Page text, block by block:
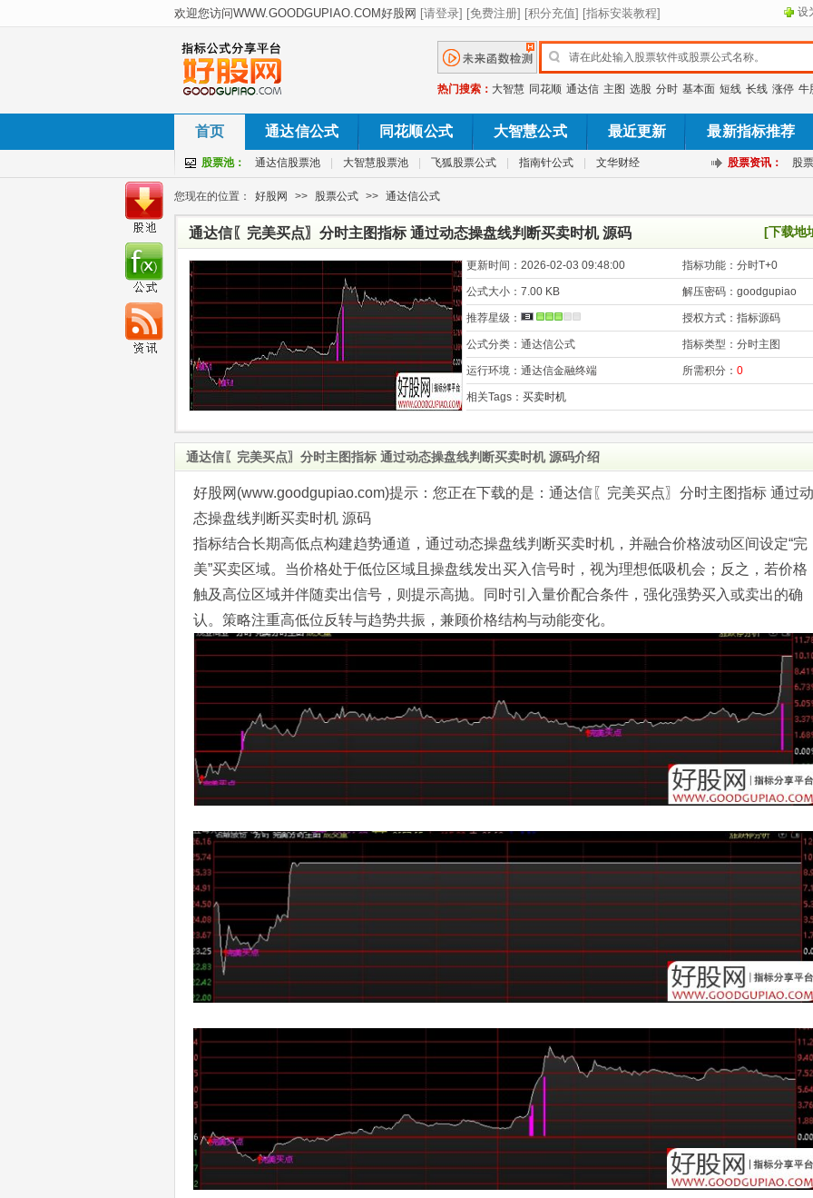
设
热门搜索： 大智慧 同花顺 通达信 主图 选股 分时 基本面 短线 长线 涨停 牛
首页 通达信公式 同花顺公式 大智慧公式 最近更新 最新指标推荐
股票池： 通达信股票池 大智慧股票池 飞狐股票公式 指南针公式 文华财经 股票资讯： 股
您现在的位置： 好股网 >> 股票公式 >> 通达信公式
通达信〖完美买点〗分时主图指标 通过动态操盘线判断买卖时机 源码 [下载地
更新时间： 2026-02-03 09:48:00 指标功能： 分时T+0
公式大小： 7.00 KB 解压密码： goodgupiao
推荐星级： 授权方式： 指标源码
公式分类： 通达信公式 指标类型： 分时主图
运行环境： 通达信金融终端 所需积分： 0
相关Tags： 买卖时机
通达信〖完美买点〗分时主图指标 通过动态操盘线判断买卖时机 源码介绍
好股网(www.goodgupiao.com)提示：您正在下载的是：通达信〖完美买点〗分时主图指标 通过动
态操盘线判断买卖时机 源码
指标结合长期高低点构建趋势通道，通过动态操盘线判断买卖时机，并融合价格波动区间设定“完
美”买卖区域。当价格处于低位区域且操盘线发出买入信号时，视为理想低吸机会；反之，若价格
触及高位区域并伴随卖出信号，则提示高抛。同时引入量价配合条件，强化强势买入或卖出的确
认。策略注重高低位反转与趋势共振，兼顾价格结构与动能变化。